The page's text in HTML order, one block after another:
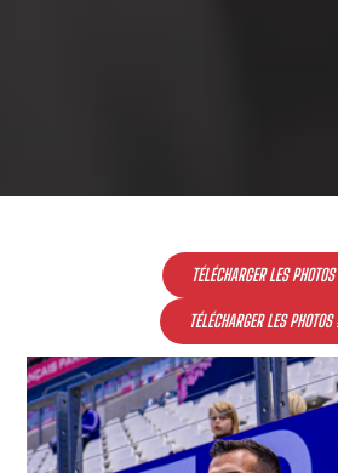
TÉLÉCHARGER LES
TÉLÉCHARGER LES